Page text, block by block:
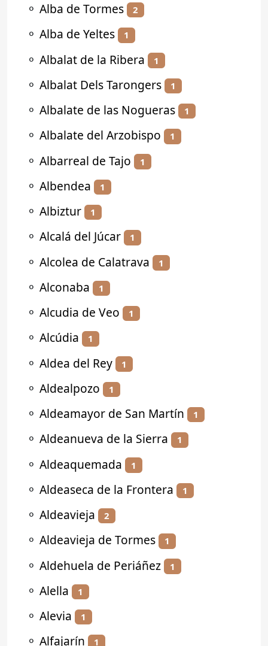
⚬ Alba de Tormes 2
⚬ Alba de Yeltes 1
⚬ Albalat de la Ribera 1
⚬ Albalat Dels Tarongers 1
⚬ Albalate de las Nogueras 1
⚬ Albalate del Arzobispo 1
⚬ Albarreal de Tajo 1
⚬ Albendea 1
⚬ Albiztur 1
⚬ Alcalá del Júcar 1
⚬ Alcolea de Calatrava 1
⚬ Alconaba 1
⚬ Alcudia de Veo 1
⚬ Alcúdia 1
⚬ Aldea del Rey 1
⚬ Aldealpozo 1
⚬ Aldeamayor de San Martín 1
⚬ Aldeanueva de la Sierra 1
⚬ Aldeaquemada 1
⚬ Aldeaseca de la Frontera 1
⚬ Aldeavieja 2
⚬ Aldeavieja de Tormes 1
⚬ Aldehuela de Periáñez 1
⚬ Alella 1
⚬ Alevia 1
⚬ Alfajarín 1